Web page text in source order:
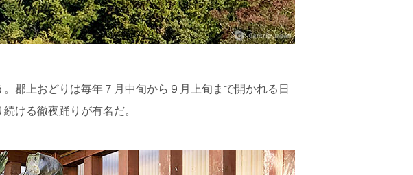
郡上おどりは毎年７月中旬から９月上旬まで開かれる日
ける徹夜踊りが有名だ。